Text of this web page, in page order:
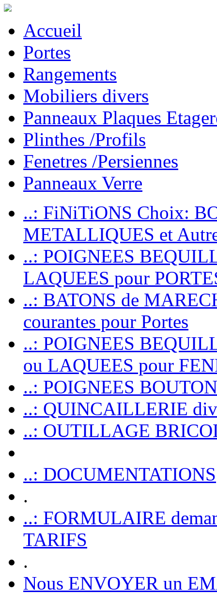
Accueil
Portes
Rangements
Mobiliers divers
Panneaux Plaques
Plinthes /Profils
Fenetres /Persiennes
Panneaux Verre
..: FiNiTiONS Choix:
METALLIQUES et
..: POIGNEES
LAQUEES pour
..: BATONS de
courantes pour Portes
..: POIGNEES
ou LAQUEES pour
..: POIGNEES
..: QUINCAILLERIE
..: OUTILLAGE
..: DOCUMENTATIONS
.
..: FORMULAIRE
TARIFS
.
Nous ENVOYER un